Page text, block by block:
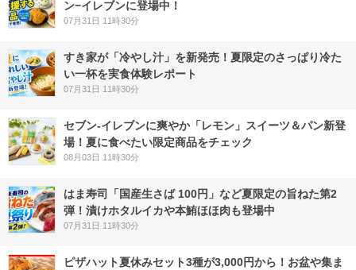
ン−イレブンに登場中！
07月31日 11時30分
すき家が「冷やし汁」を新発売！夏限定のさっぱり冷た
い一杯を実食体験レポート
07月31日 11時30分
セブン‐イレブンに爽やか「レモン」スイーツ＆パン新登
場！夏に食べたい限定商品をチェック
08月03日 11時30分
はま寿司「国産生さば 100円」など夏限定の旨ねた第2
弾！漬けホタルイカや本鮪ほほ肉も登場中
07月31日 11時30分
ピザハット夏休みセット3種が3,000円から！お盆や集ま